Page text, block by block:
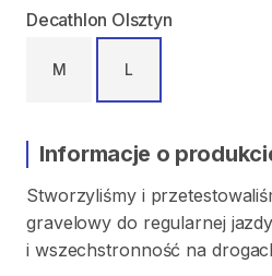
Decathlon Olsztyn
M L
Informacje o
Stworzyliśmy i
gravelowy do regularnej
i wszechstronność na